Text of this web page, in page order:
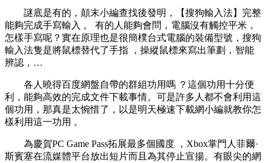
謎底是有的 ，顛末小編查找後發明，【搜狗輸入法】完整
能夠完成手寫輸入 。 有的人能夠會問，電腦沒有觸控平米，
怎樣手寫呢 ？實在原理也是很簡樸台式電腦的裝備型號 ，搜狗
輸入法隻是將鼠標替代了手指 ，操縱鼠標來寫出筆劃 ，智能
辨認，…
各人曉得百度網盤自帶的群組功用嗎 ？這個功用十分便
利，能夠高效的完成文件下載事情 。可是許多人都不會利用這
個功用，那真是太惋惜了，以是明天極速下載網小編就教你怎
樣利用這一功用 。
為慶賀PC Game Pass拓展最多個國度 ，Xbox掌門人菲爾·
斯賓塞在流媒體平台放出短片而且為其停止宣揚。有眼尖的網